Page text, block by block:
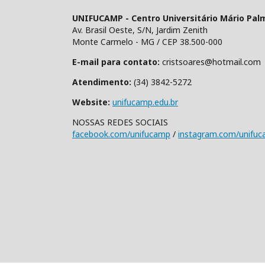
UNIFUCAMP - Centro Universitário Mário
Av. Brasil Oeste, S/N, Jardim Zenith
Monte Carmelo - MG / CEP 38.500-000
E-mail para contato: cristsoares@hotmail.com
Atendimento: (34) 3842-5272
Website: unifucamp.edu.br
NOSSAS REDES SOCIAIS
facebook.com/unifucamp / instagram.com/